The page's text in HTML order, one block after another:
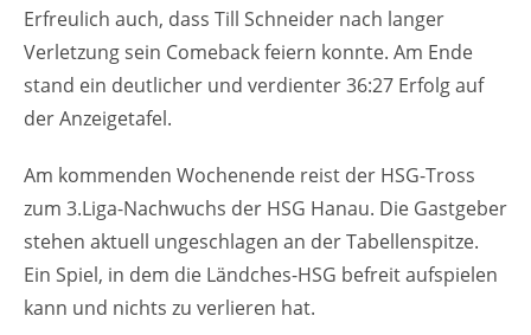
Erfreulich auch, dass Till Schneider nach langer
Verletzung sein Comeback feiern konnte. Am Ende
stand ein deutlicher und verdienter 36:27 Erfolg auf
der Anzeigetafel.
Am kommenden Wochenende reist der HSG-Tross
zum 3.Liga-Nachwuchs der HSG Hanau. Die Gastgeber
stehen aktuell ungeschlagen an der Tabellenspitze.
Ein Spiel, in dem die Ländches-HSG befreit aufspielen
kann und nichts zu verlieren hat.